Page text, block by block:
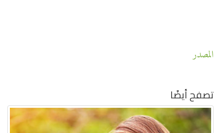
المصدر
تصفح أيضًا